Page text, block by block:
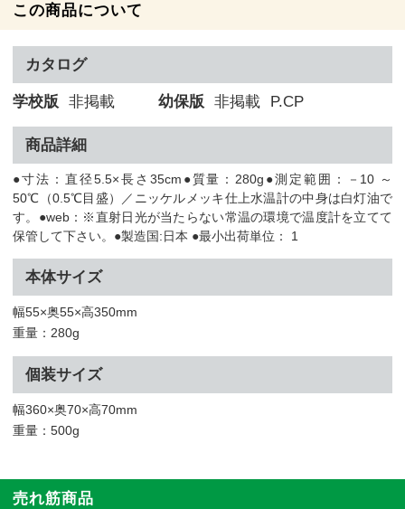
この商品について
カタログ
学校版 非掲載 幼保版 非掲載 P.CP
商品詳細
●寸法：直径5.5×長さ35cm●質量：280g●測定範囲：－10 ～
50℃（0.5℃目盛）／ニッケルメッキ仕上水温計の中身は白灯油で
す。●web：※直射日光が当たらない常温の環境で温度計を立てて
保管して下さい。●製造国:日本 ●最小出荷単位： 1
本体サイズ
幅55×奥55×高350mm
重量：280g
個装サイズ
幅360×奥70×高70mm
重量：500g
売れ筋商品